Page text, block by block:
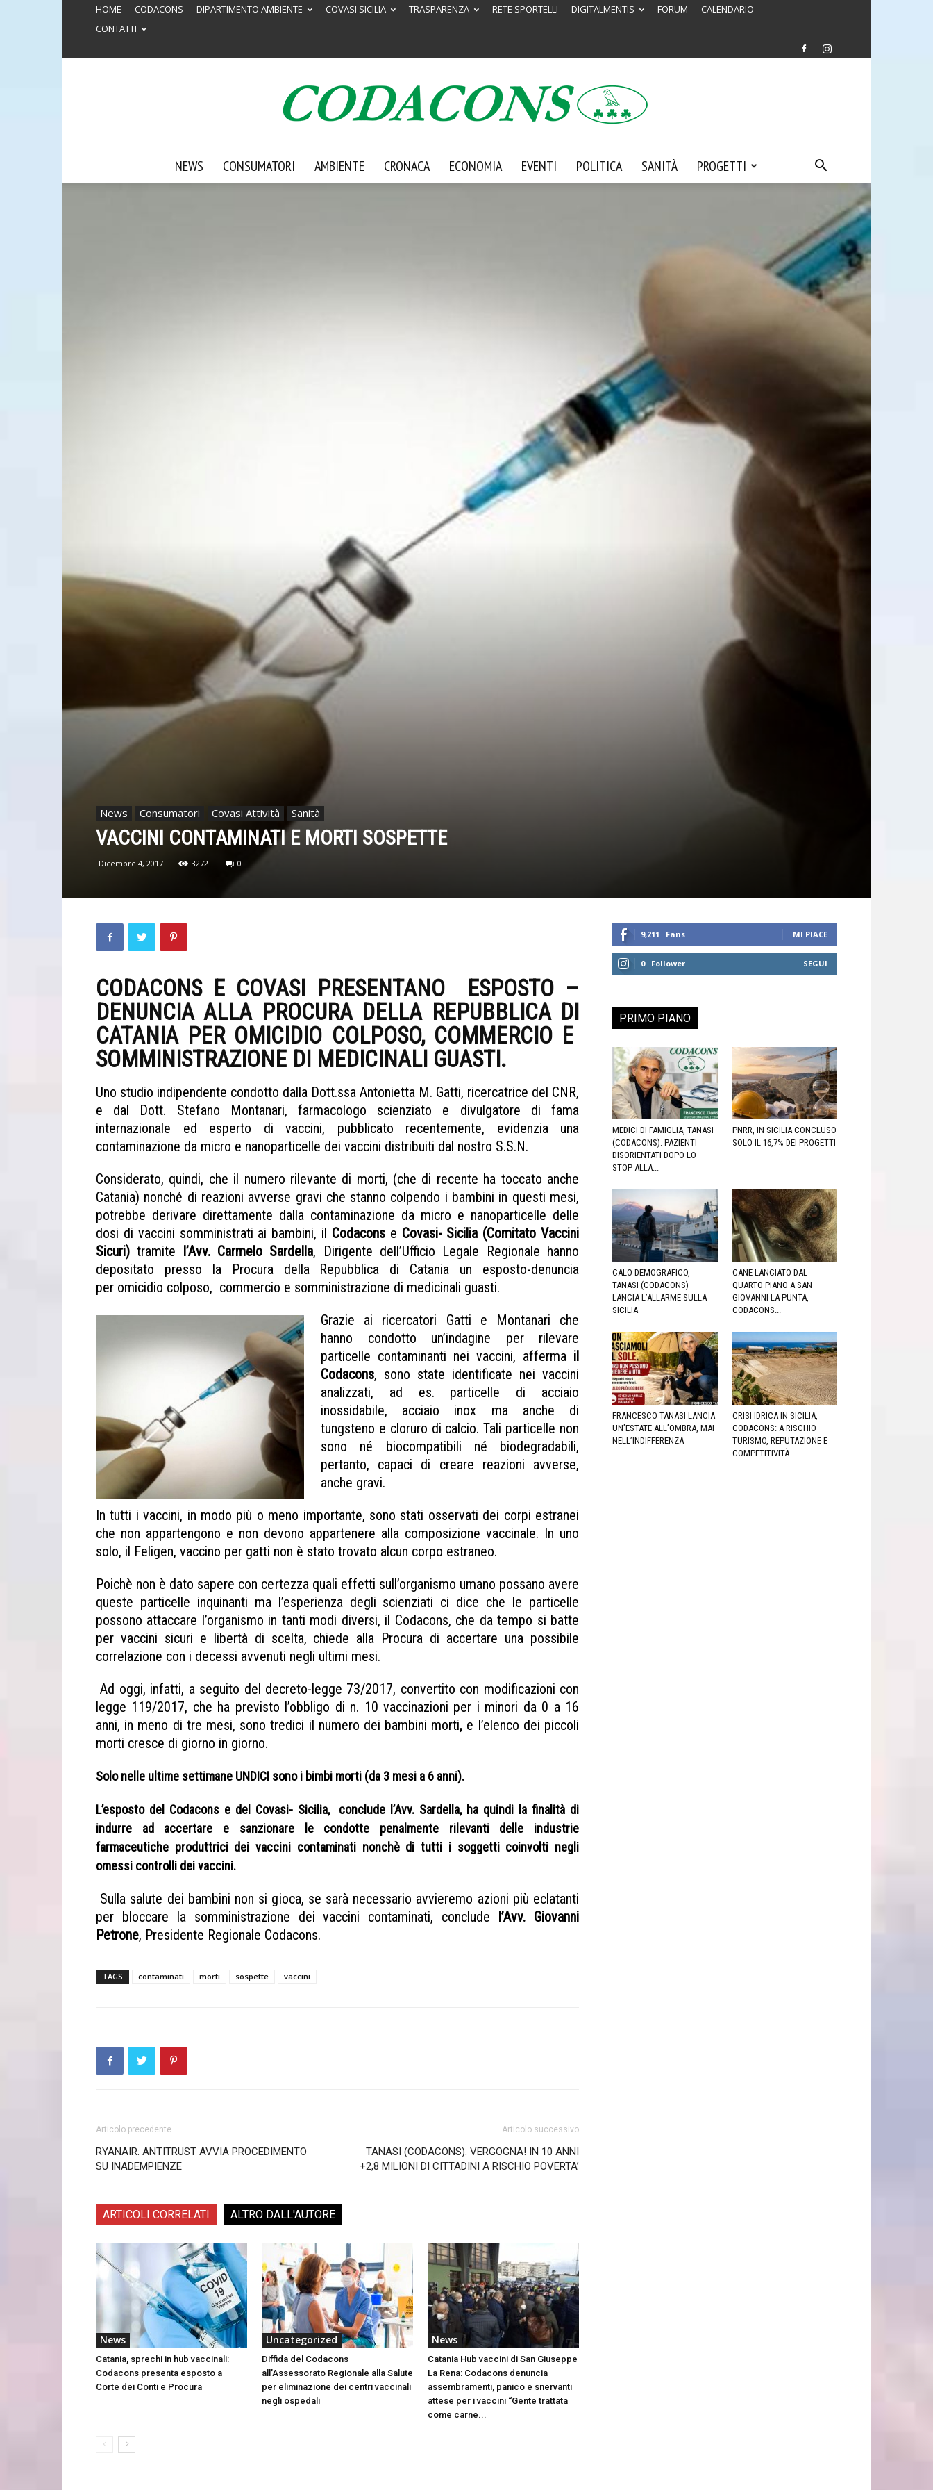
HOME CODACONS DIPARTIMENTO AMBIENTE COVASI SICILIA TRASPARENZA RETE SPORTELLI DIGITALMENTIS FORUM
CALENDARIO
CONTATTI
Codacons
NEWS CONSUMATORI AMBIENTE CRONACA ECONOMIA EVENTI POLITICA SANITÀ PROGETTI
News Consumatori Covasi Attività Sanità
VACCINI CONTAMINATI E MORTI SOSPETTE
Dicembre 4, 2017 3272 0
CODACONS E COVASI PRESENTANO ESPOSTO –
DENUNCIA ALLA PROCURA DELLA REPUBBLICA DI
CATANIA PER OMICIDIO COLPOSO, COMMERCIO E
SOMMINISTRAZIONE DI MEDICINALI GUASTI.
Uno studio indipendente condotto dalla Dott.ssa Antonietta M. Gatti, ricercatrice del CNR,
e dal Dott. Stefano Montanari, farmacologo scienziato e divulgatore di fama
internazionale ed esperto di vaccini, pubblicato recentemente, evidenzia una
contaminazione da micro e nanoparticelle dei vaccini distribuiti dal nostro S.S.N.
Considerato, quindi, che il numero rilevante di morti, (che di recente ha toccato anche
Catania) nonché di reazioni avverse gravi che stanno colpendo i bambini in questi mesi,
potrebbe derivare direttamente dalla contaminazione da micro e nanoparticelle delle
dosi di vaccini somministrati ai bambini, il Codacons e Covasi- Sicilia (Comitato Vaccini
Sicuri) tramite l’Avv. Carmelo Sardella, Dirigente dell’Ufficio Legale Regionale hanno
depositato presso la Procura della Repubblica di Catania un esposto-denuncia
per omicidio colposo, commercio e somministrazione di medicinali guasti.
Grazie ai ricercatori Gatti e Montanari che
hanno condotto un’indagine per rilevare
particelle contaminanti nei vaccini, afferma il
Codacons, sono state identificate nei vaccini
analizzati, ad es. particelle di acciaio
inossidabile, acciaio inox ma anche di
tungsteno e cloruro di calcio. Tali particelle non
sono né biocompatibili né biodegradabili,
pertanto, capaci di creare reazioni avverse,
anche gravi.
In tutti i vaccini, in modo più o meno importante, sono stati osservati dei corpi estranei
che non appartengono e non devono appartenere alla composizione vaccinale. In uno
solo, il Feligen, vaccino per gatti non è stato trovato alcun corpo estraneo.
Poichè non è dato sapere con certezza quali effetti sull’organismo umano possano avere
queste particelle inquinanti ma l’esperienza degli scienziati ci dice che le particelle
possono attaccare l’organismo in tanti modi diversi, il Codacons, che da tempo si batte
per vaccini sicuri e libertà di scelta, chiede alla Procura di accertare una possibile
correlazione con i decessi avvenuti negli ultimi mesi.
Ad oggi, infatti, a seguito del decreto-legge 73/2017, convertito con modificazioni con
legge 119/2017, che ha previsto l’obbligo di n. 10 vaccinazioni per i minori da 0 a 16
anni, in meno di tre mesi, sono tredici il numero dei bambini morti, e l’elenco dei piccoli
morti cresce di giorno in giorno.
Solo nelle ultime settimane UNDICI sono i bimbi morti (da 3 mesi a 6 anni).
L’esposto del Codacons e del Covasi- Sicilia, conclude l’Avv. Sardella, ha quindi la finalità di
indurre ad accertare e sanzionare le condotte penalmente rilevanti delle industrie
farmaceutiche produttrici dei vaccini contaminati nonchè di tutti i soggetti coinvolti negli
omessi controlli dei vaccini.
Sulla salute dei bambini non si gioca, se sarà necessario avvieremo azioni più eclatanti
per bloccare la somministrazione dei vaccini contaminati, conclude l’Avv. Giovanni
Petrone, Presidente Regionale Codacons.
TAGS contaminati morti sospette vaccini
Articolo precedente
RYANAIR: ANTITRUST AVVIA PROCEDIMENTO
SU INADEMPIENZE
Articolo successivo
TANASI (CODACONS): VERGOGNA! IN 10 ANNI
+2,8 MILIONI DI CITTADINI A RISCHIO POVERTA’
ARTICOLI CORRELATI ALTRO DALL'AUTORE
News
Catania, sprechi in hub vaccinali:
Codacons presenta esposto a
Corte dei Conti e Procura
Uncategorized
Diffida del Codacons
all’Assessorato Regionale alla Salute
per eliminazione dei centri vaccinali
negli ospedali
News
Catania Hub vaccini di San Giuseppe
La Rena: Codacons denuncia
assembramenti, panico e snervanti
attese per i vaccini “Gente trattata
come carne...
9,211 Fans MI PIACE
0 Follower SEGUI
PRIMO PIANO
MEDICI DI FAMIGLIA, TANASI
(CODACONS): PAZIENTI
DISORIENTATI DOPO LO
STOP ALLA...
PNRR, IN SICILIA CONCLUSO
SOLO IL 16,7% DEI PROGETTI
CALO DEMOGRAFICO,
TANASI (CODACONS)
LANCIA L’ALLARME SULLA
SICILIA
CANE LANCIATO DAL
QUARTO PIANO A SAN
GIOVANNI LA PUNTA,
CODACONS...
FRANCESCO TANASI LANCIA
UN’ESTATE ALL’OMBRA, MAI
NELL’INDIFFERENZA
CRISI IDRICA IN SICILIA,
CODACONS: A RISCHIO
TURISMO, REPUTAZIONE E
COMPETITIVITÀ...